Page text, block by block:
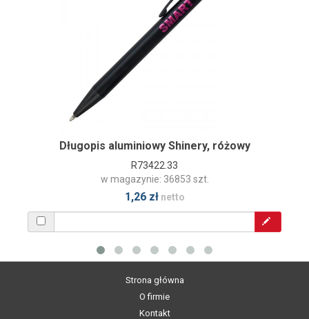
Długopis aluminiowy Shinery, różowy
R73422.33
w magazynie: 36853 szt.
1,26 złnetto
Strona główna
O firmie
Kontakt